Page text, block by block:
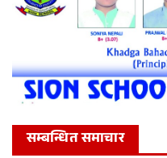
सम्बन्धित समाचार